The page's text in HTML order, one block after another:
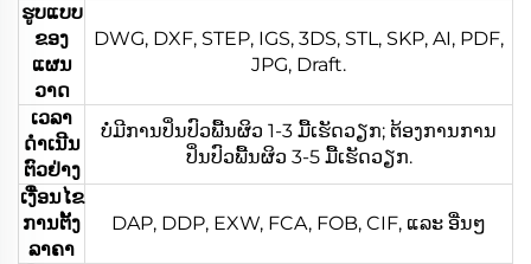
ຮູບແບບ
ຂອງ
ແຜນ
ວາດ
DWG, DXF, STEP, IGS, 3DS, STL, SKP, AI, PDF,
JPG, Draft.
ເວລາ
ດຳເນີນ
ຕົວຢ່າງ
ບໍ່ມີການປິ່ນປົວພື້ນຜິວ 1-3 ມື້ເຮັດວຽກ; ຕ້ອງການການ
ປິ່ນປົວພື້ນຜິວ 3-5 ມື້ເຮັດວຽກ.
ເງື່ອນໄຂ
ການຕັ້ງ
ລາຄາ
DAP, DDP, EXW, FCA, FOB, CIF, ແລະ ອື່ນໆ